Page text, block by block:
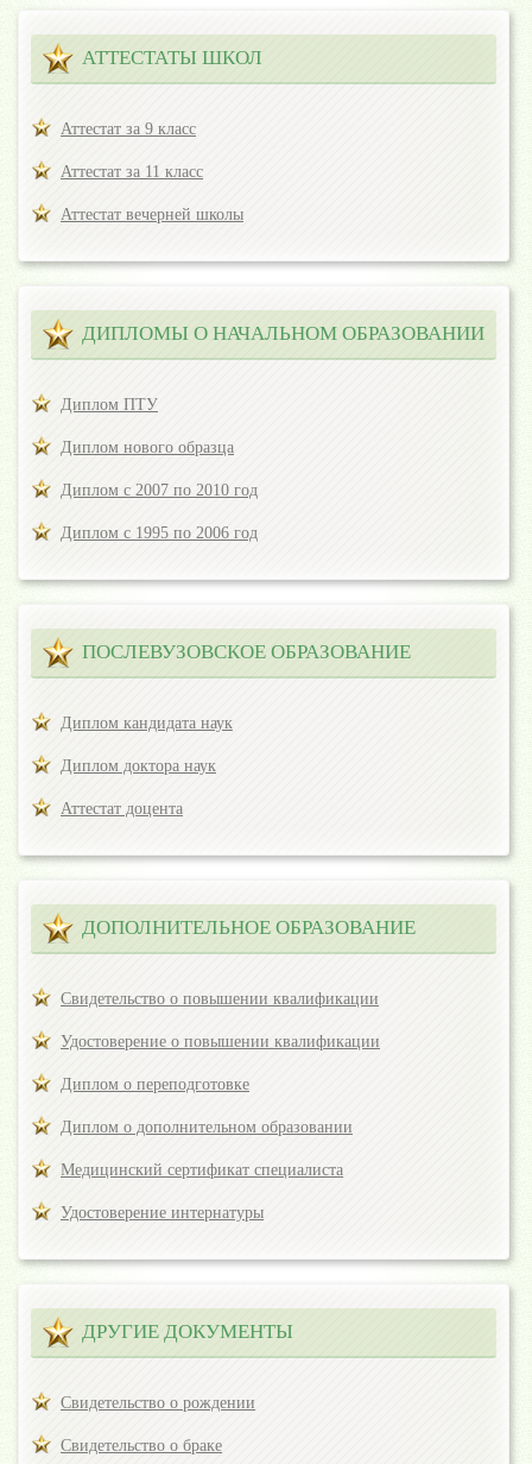
АТТЕСТАТЫ ШКОЛ
Аттестат за 9 класс
Аттестат за 11 класс
Аттестат вечерней школы
ДИПЛОМЫ О НАЧАЛЬНОМ ОБРАЗОВАНИИ
Диплом ПТУ
Диплом нового образца
Диплом с 2007 по 2010 год
Диплом с 1995 по 2006 год
ПОСЛЕВУЗОВСКОЕ ОБРАЗОВАНИЕ
Диплом кандидата наук
Диплом доктора наук
Аттестат доцента
ДОПОЛНИТЕЛЬНОЕ ОБРАЗОВАНИЕ
Свидетельство о повышении квалификации
Удостоверение о повышении квалификации
Диплом о переподготовке
Диплом о дополнительном образовании
Медицинский сертификат специалиста
Удостоверение интернатуры
ДРУГИЕ ДОКУМЕНТЫ
Свидетельство о рождении
Свидетельство о браке